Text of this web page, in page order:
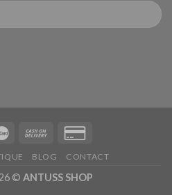
BLOG CONTACT
© ANTUSS SHOP